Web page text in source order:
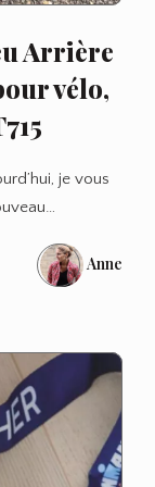
Arrière
vélo,
je vous
Anne